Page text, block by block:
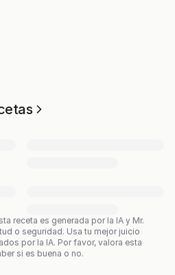
receta es generada por la IA y Mr.
o seguridad. Usa tu mejor juicio
por la IA. Por favor, valora esta
si es buena o no.